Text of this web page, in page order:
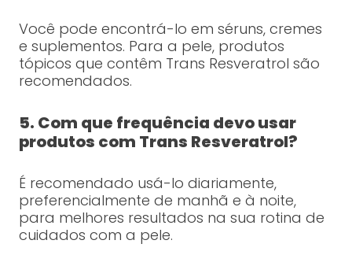
Você pode encontrá-lo em séruns, cremes
e suplementos. Para a pele, produtos
tópicos que contêm Trans Resveratrol são
recomendados.
5. Com que frequência devo usar
produtos com Trans Resveratrol?
É recomendado usá-lo diariamente,
preferencialmente de manhã e à noite,
para melhores resultados na sua rotina de
cuidados com a pele.